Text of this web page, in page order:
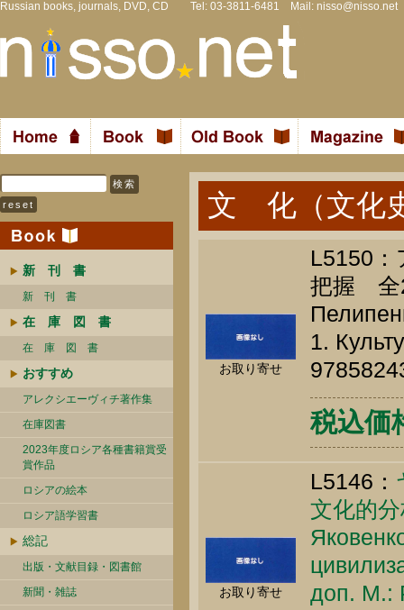
Russian books, journals, DVD, CD Tel: 03-3811-6481 Mail: nisso@nisso.net
新 刊 書
新 刊 書
在 庫 図 書
在 庫 図 書
おすすめ
アレクシエーヴィチ著作集
在庫図書
2023年度ロシア各種書籍賞受
賞作品
ロシアの絵本
ロシア語学習書
総記
出版・文献目録・図書館
新聞・雑誌
文 化（文化
お取り寄せ
L5150
把握
1.
税込
お取り寄せ
L5146：
文化的
доп. М.: